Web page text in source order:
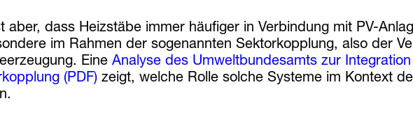
aber, dass Heizstäbe immer häufiger in Verbindung mit PV-
im Rahmen der sogenannten Sektorkopplung, also der
EineAnalyse des Umweltbundesamts zur
(PDF) zeigt, welche Rolle solche Systeme im Kontext